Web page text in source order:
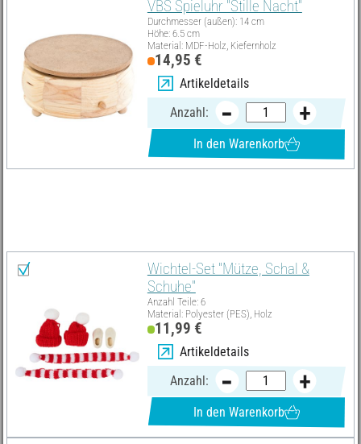
VBS Spieluhr "Stille Nacht"
Durchmesser (außen): 14 cm
Höhe: 6.5 cm
Material: MDF-Holz, Kiefernholz
14,95 €
Artikeldetails
Anzahl:
In den Warenkorb
Wichtel-Set "Mütze, Schal &
Schuhe"
Anzahl Teile: 6
Material: Polyester (PES), Holz
11,99 €
Artikeldetails
Anzahl:
In den Warenkorb